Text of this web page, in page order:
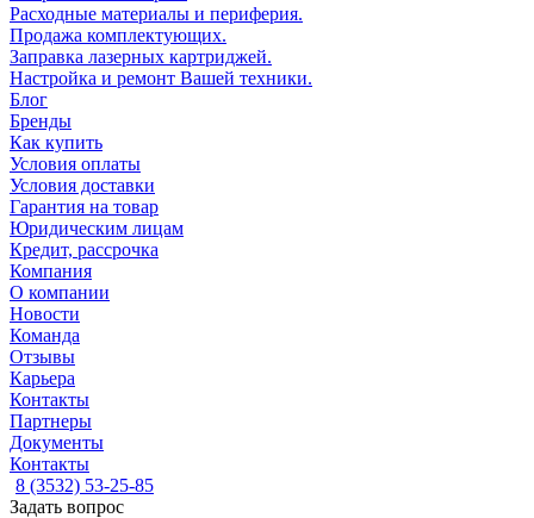
Расходные материалы и периферия.
Продажа комплектующих.
Заправка лазерных картриджей.
Настройка и ремонт Вашей техники.
Блог
Бренды
Как купить
Условия оплаты
Условия доставки
Гарантия на товар
Юридическим лицам
Кредит, рассрочка
Компания
О компании
Новости
Команда
Отзывы
Карьера
Контакты
Партнеры
Документы
Контакты
8 (3532) 53-25-85
Задать вопрос